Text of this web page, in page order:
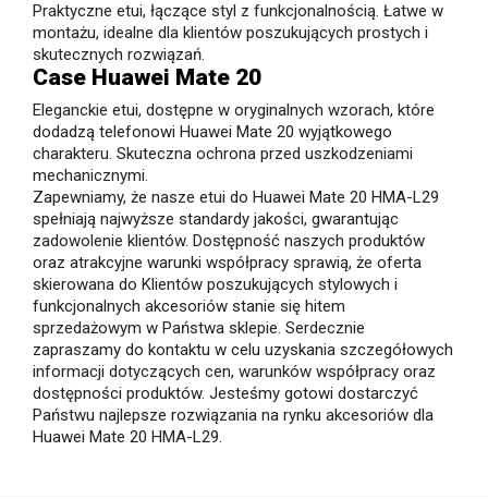
Praktyczne etui, łączące styl z funkcjonalnością. Łatwe w
montażu, idealne dla klientów poszukujących prostych i
skutecznych rozwiązań.
Case Huawei Mate 20
Eleganckie etui, dostępne w oryginalnych wzorach, które
dodadzą telefonowi Huawei Mate 20 wyjątkowego
charakteru. Skuteczna ochrona przed uszkodzeniami
mechanicznymi.
Zapewniamy, że nasze etui do Huawei Mate 20 HMA-L29
spełniają najwyższe standardy jakości, gwarantując
zadowolenie klientów. Dostępność naszych produktów
oraz atrakcyjne warunki współpracy sprawią, że oferta
skierowana do Klientów poszukujących stylowych i
funkcjonalnych akcesoriów stanie się hitem
sprzedażowym w Państwa sklepie. Serdecznie
zapraszamy do kontaktu w celu uzyskania szczegółowych
informacji dotyczących cen, warunków współpracy oraz
dostępności produktów. Jesteśmy gotowi dostarczyć
Państwu najlepsze rozwiązania na rynku akcesoriów dla
Huawei Mate 20 HMA-L29.